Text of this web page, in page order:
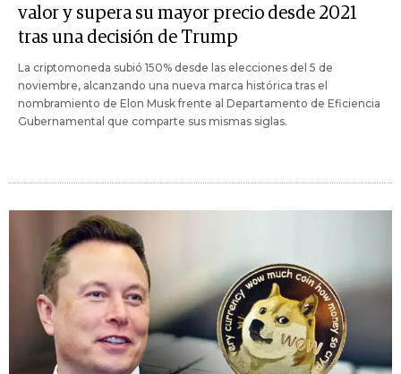
valor y supera su mayor precio desde 2021
tras una decisión de Trump
La criptomoneda subió 150% desde las elecciones del 5 de
noviembre, alcanzando una nueva marca histórica tras el
nombramiento de Elon Musk frente al Departamento de Eficiencia
Gubernamental que comparte sus mismas siglas.